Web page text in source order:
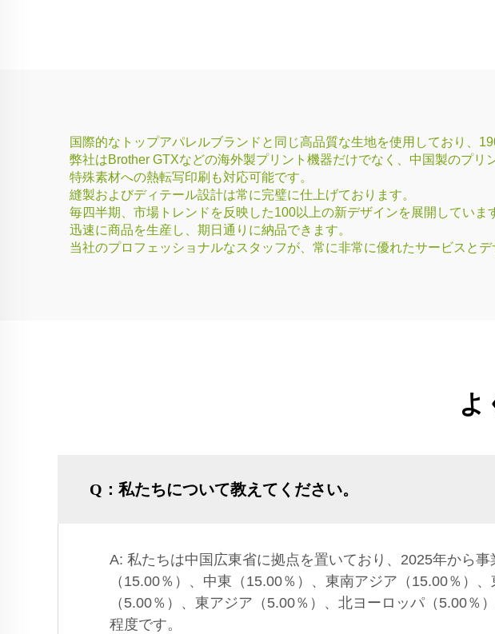
国際的なトップアパレルブランドと同じ高品質な生地を使用しており、
弊社はBrother GTXなどの海外製プリント機器だけでなく、中国製のプリ
特殊素材への熱転写印刷も対応可能です。
縫製およびディテール設計は常に完璧に仕上げております。
毎四半期、市場トレンドを反映した100以上の新デザインを展開していま
迅速に商品を生産し、期日通りに納品できます。
当社のプロフェッショナルなスタッフが、常に非常に優れたサービスとデ
よ
Q：私たちについて教えてください。
A: 私たちは中国広東省に拠点を置いており、2025年から
（15.00％）、中東（15.00％）、東南アジア（15.00％）
（5.00％）、東アジア（5.00％）、北ヨーロッパ（5.00
程度です。